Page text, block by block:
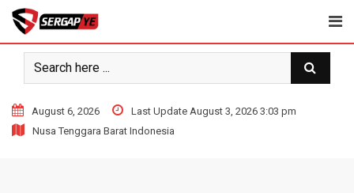
Skip
content
August 6, 2026
Last Update August 3, 2026 3:03 pm
Nusa Tenggara Barat Indonesia